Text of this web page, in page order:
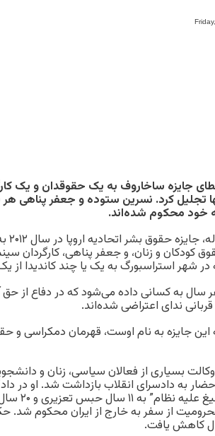
جایزه ساخاروف به یک حقوقدان و یک
خود محکوم شده‌اند.
شهر استراسبورگ به یک یا چند کاندیدا از
سال به کسانی داده می‌شود که در دفاع از
ندای اعتراضی شده‌اند.
این جایزه به نام اوست، قهرمان دمکراسی و
بسیاری از فعالان سیاسی، زنان و
از احضار به دادسرای انقلاب بازداشت شد. او در
امنیت
۲۰ سال محرومیت از سفر به خارج از ایران